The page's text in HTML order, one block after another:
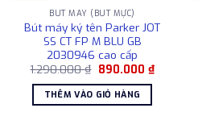
BÚT MÁY (BÚT MỰC)
Bút máy ký tên Parker JOT
SS CT FP M BLU GB
2030946 cao cấp
1.290.000₫ Giá
là:
1.290.000 ₫.
890.000 ₫Giá
hiện
THÊM VÀO GIỎ HÀNG